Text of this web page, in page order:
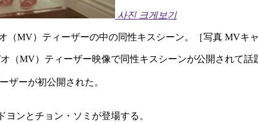
사진 크게보기
MV）ティーザーの中の同性キスシーン。［写真 MVキャ
（MV）ティーザー映像で同性キスシーンが公開されて話
ザーが初公開された。
ンとチョン・ソミが登場する。